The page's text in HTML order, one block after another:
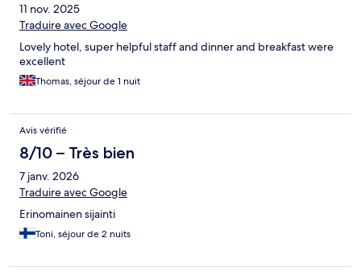
11 nov. 2025
Traduire avec Google
Lovely hotel, super helpful staff and dinner and breakfast were
excellent
Thomas, séjour de 1 nuit
Avis vérifié
8/10 – Très bien
7 janv. 2026
Traduire avec Google
Erinomainen sijainti
Toni, séjour de 2 nuits